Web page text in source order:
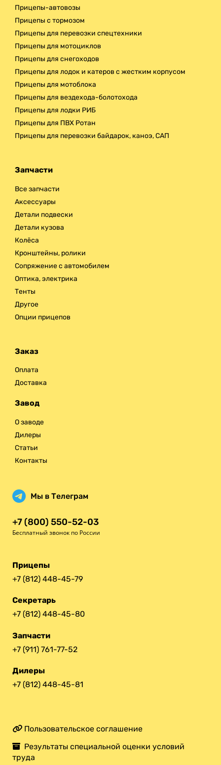
Прицепы-автовозы
Прицепы с тормозом
Прицепы для перевозки спецтехники
Прицепы для мотоциклов
Прицепы для снегоходов
Прицепы для лодок и катеров с жестким корпусом
Прицепы для мотоблока
Прицепы для вездехода-болотохода
Прицепы для лодки РИБ
Прицепы для ПВХ Ротан
Прицепы для перевозки байдарок, каноэ, САП
Запчасти
Все запчасти
Аксессуары
Детали подвески
Детали кузова
Колёса
Кронштейны, ролики
Сопряжение с автомобилем
Оптика, электрика
Тенты
Другое
Опции прицепов
Заказ
Оплата
Доставка
Завод
О заводе
Дилеры
Статьи
Контакты
Мы в Телеграм
+7 (800) 550-52-03
Бесплатный звонок по России
Прицепы
+7 (812) 448-45-79
Секретарь
+7 (812) 448-45-80
Запчасти
+7 (911) 761-77-52
Дилеры
+7 (812) 448-45-81
Пользовательское соглашение
Результаты специальной оценки условий
труда